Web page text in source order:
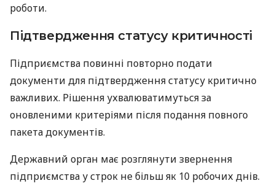
роботи.
Підтвердження статусу критичності
Підприємства повинні повторно подати
документи для підтвердження статусу критично
важливих. Рішення ухвалюватимуться за
оновленими критеріями після подання повного
пакета документів.
Державний орган має розглянути звернення
підприємства у строк не більш як 10 робочих днів.